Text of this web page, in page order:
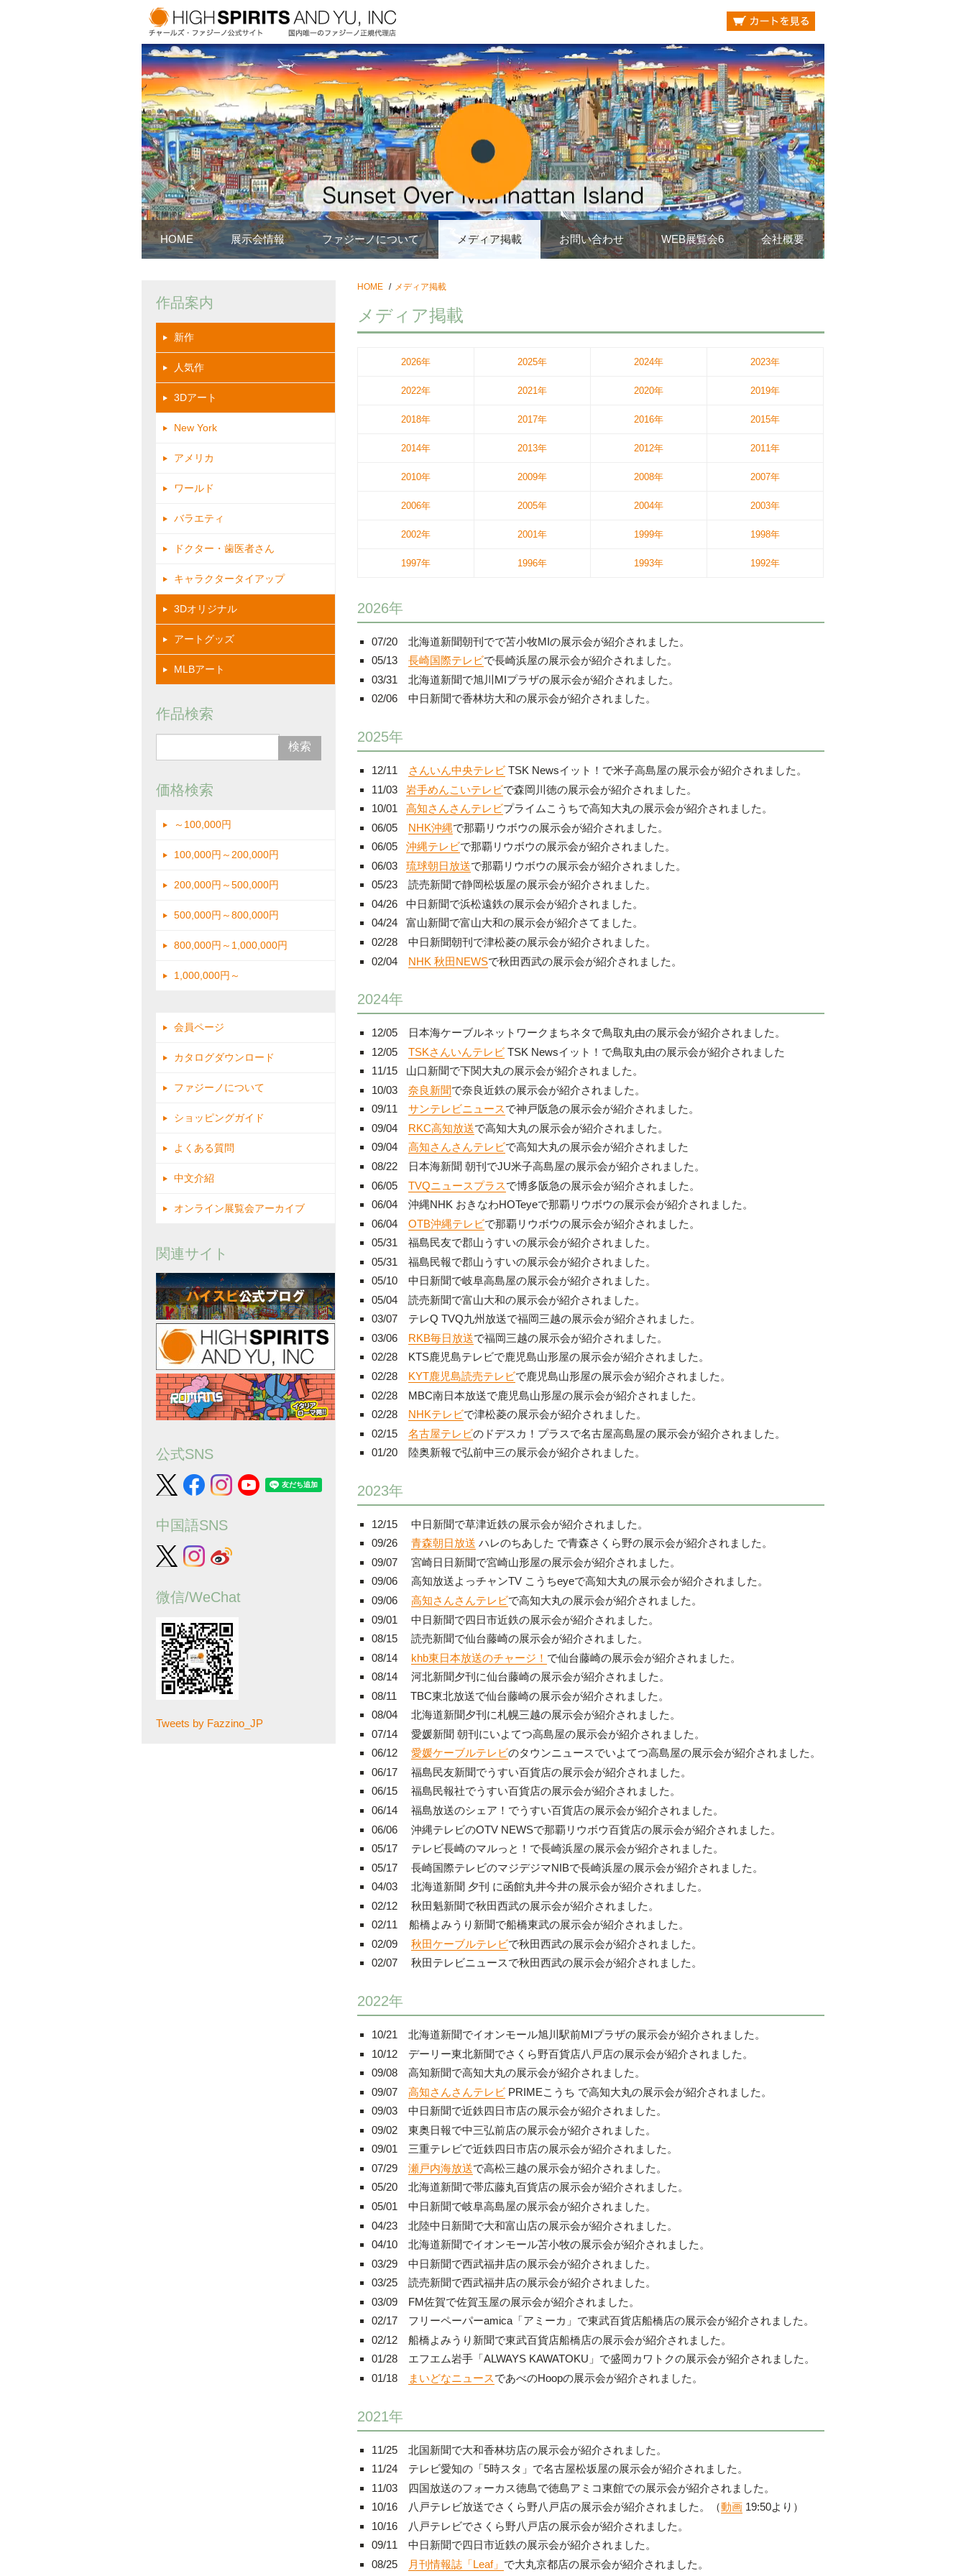
HOME 展示会情報 ファジーノについて メディア掲載 お問い合わせ WEB展覧会6 会社概要
HOME メディア掲載
メディア掲載
2026年 2025年 2024年 2023年
2022年 2021年 2020年 2019年
2018年 2017年 2016年 2015年
2014年 2013年 2012年 2011年
2010年 2009年 2008年 2007年
2006年 2005年 2004年 2003年
2002年 2001年 1999年 1998年
1997年 1996年 1993年 1992年
2026年
07/20 北海道新聞朝刊でで苫小牧MIの展示会が紹介されました。
05/13 長崎国際テレビで長崎浜屋の展示会が紹介されました。
03/31 北海道新聞で旭川MIプラザの展示会が紹介されました。
02/06 中日新聞で香林坊大和の展示会が紹介されました。
2025年
12/11 さんいん中央テレビ TSK Newsイット！ で米子高島屋の展示会が紹介されました。
11/03 岩手めんこいテレビで森岡川徳の展示会が紹介されました。
10/01 高知さんさんテレビプライムこうちで高知大丸の展示会が紹介されました。
06/05 NHK沖縄で那覇リウボウの展示会が紹介されました。
06/05 沖縄テレビで那覇リウボウの展示会が紹介されました。
06/03 琉球朝日放送で那覇リウボウの展示会が紹介されました。
05/23 読売新聞で静岡松坂屋の展示会が紹介されました。
04/26 中日新聞で浜松遠鉄の展示会が紹介されました。
04/24 富山新聞で富山大和の展示会が紹介さてました。
02/28 中日新聞朝刊で津松菱の展示会が紹介されました。
02/04 NHK 秋田NEWSで秋田西武の展示会が紹介されました。
2024年
12/05 日本海ケーブルネットワークまちネタで鳥取丸由の展示会が紹介されました。
12/05 TSKさんいんテレビ TSK Newsイット！で鳥取丸由の展示会が紹介されました
11/15 山口新聞で下関大丸の展示会が紹介されました。
10/03 奈良新聞で奈良近鉄の展示会が紹介されました。
09/11 サンテレビニュースで神戸阪急の展示会が紹介されました。
09/04 RKC高知放送で高知大丸の展示会が紹介されました。
09/04 高知さんさんテレビで高知大丸の展示会が紹介されました
08/22 日本海新聞 朝刊でJU米子高島屋の展示会が紹介されました。
06/05 TVQニュースプラスで博多阪急の展示会が紹介されました。
06/04 沖縄NHK おきなわHOTeyeで那覇リウボウの展示会が紹介されました。
06/04 OTB沖縄テレビで那覇リウボウの展示会が紹介されました。
05/31 福島民友で郡山うすいの展示会が紹介されました。
05/31 福島民報で郡山うすいの展示会が紹介されました。
05/10 中日新聞で岐阜高島屋の展示会が紹介されました。
05/04 読売新聞で富山大和の展示会が紹介されました。
03/07 テレQ TVQ九州放送で福岡三越の展示会が紹介されました。
03/06 RKB毎日放送で福岡三越の展示会が紹介されました。
02/28 KTS鹿児島テレビで鹿児島山形屋の展示会が紹介されました。
02/28 KYT鹿児島読売テレビで鹿児島山形屋の展示会が紹介されました。
02/28 MBC南日本放送で鹿児島山形屋の展示会が紹介されました。
02/28 NHKテレビで津松菱の展示会が紹介されました。
02/15 名古屋テレビのドデスカ！プラスで名古屋高島屋の展示会が紹介されました。
01/20 陸奥新報で弘前中三の展示会が紹介されました。
2023年
12/15 中日新聞で草津近鉄の展示会が紹介されました。
09/26 青森朝日放送 ハレのちあした で青森さくら野の展示会が紹介されました。
09/07 宮崎日日新聞で宮崎山形屋の展示会が紹介されました。
09/06 高知放送よっチャンTV こうちeyeで高知大丸の展示会が紹介されました。
09/06 高知さんさんテレビで高知大丸の展示会が紹介されました。
09/01 中日新聞で四日市近鉄の展示会が紹介されました。
08/15 読売新聞で仙台藤崎の展示会が紹介されました。
08/14 khb東日本放送のチャージ！ で仙台藤崎の展示会が紹介されました。
08/14 河北新聞夕刊に仙台藤崎の展示会が紹介されました。
08/11 TBC東北放送で仙台藤崎の展示会が紹介されました。
08/04 北海道新聞夕刊に札幌三越の展示会が紹介されました。
07/14 愛媛新聞 朝刊にいよてつ高島屋の展示会が紹介されました。
06/12 愛媛ケーブルテレビのタウンニュースでいよてつ高島屋の展示会が紹介されました。
06/17 福島民友新聞でうすい百貨店の展示会が紹介されました。
06/15 福島民報社でうすい百貨店の展示会が紹介されました。
06/14 福島放送のシェア！でうすい百貨店の展示会が紹介されました。
06/06 沖縄テレビのOTV NEWSで那覇リウボウ百貨店の展示会が紹介されました。
05/17 テレビ長崎のマルっと！で長崎浜屋の展示会が紹介されました。
05/17 長崎国際テレビのマジデジマNIBで長崎浜屋の展示会が紹介されました。
04/03 北海道新聞 夕刊 に函館丸井今井の展示会が紹介されました。
02/12 秋田魁新聞で秋田西武の展示会が紹介されました。
02/11 船橋よみうり新聞で船橋東武の展示会が紹介されました。
02/09 秋田ケーブルテレビで秋田西武の展示会が紹介されました。
02/07 秋田テレビニュースで秋田西武の展示会が紹介されました。
2022年
10/21 北海道新聞でイオンモール旭川駅前MIプラザの展示会が紹介されました。
10/12 デーリー東北新聞でさくら野百貨店八戸店の展示会が紹介されました。
09/08 高知新聞で高知大丸の展示会が紹介されました。
09/07 高知さんさんテレビ PRIMEこうち で高知大丸の展示会が紹介されました。
09/03 中日新聞で近鉄四日市店の展示会が紹介されました。
09/02 東奥日報で中三弘前店の展示会が紹介されました。
09/01 三重テレビで近鉄四日市店の展示会が紹介されました。
07/29
瀬戸内海放送で高松三越の展示会が紹介されました。
05/20 北海道新聞で帯広藤丸百貨店の展示会が紹介されました。
05/01 中日新聞で岐阜高島屋の展示会が紹介されました。
04/23 北陸中日新聞で大和富山店の展示会が紹介されました。
04/10 北海道新聞でイオンモール苫小牧の展示会が紹介されました。
03/29 中日新聞で西武福井店の展示会が紹介されました。
03/25 読売新聞で西武福井店の展示会が紹介されました。
03/09 FM佐賀で佐賀玉屋の展示会が紹介されました。
02/17 フリーペーパーamica「アミーカ」で東武百貨店船橋店の展示会が紹介されました。
02/12 船橋よみうり新聞で東武百貨店船橋店の展示会が紹介されました。
01/28 エフエム岩手「ALWAYS KAWATOKU」で盛岡カワトクの展示会が紹介されました。
01/18
まいどなニュースであべのHoopの展示会が紹介されました。
2021年
11/25 北国新聞で大和香林坊店の展示会が紹介されました。
11/24 テレビ愛知の「5時スタ」で名古屋松坂屋の展示会が紹介されました。
11/03 四国放送のフォーカス徳島で徳島アミコ東館での展示会が紹介されました。
10/16
八戸テレビ放送でさくら野八戸店の展示会が紹介されました。（動画 19:50より）
10/16 八戸テレビでさくら野八戸店の展示会が紹介されました。
09/11 中日新聞で四日市近鉄の展示会が紹介されました。
08/25
月刊情報誌「Leaf」 で大丸京都店の展示会が紹介されました。
作品案内
新作
人気作
3Dアート
New York
アメリカ
ワールド
バラエティ
ドクター・歯医者さん
キャラクタータイアップ
3Dオリジナル
アートグッズ
MLBアート
作品検索
価格検索
～100,000円
100,000円～200,000円
200,000円～500,000円
500,000円～800,000円
800,000円～1,000,000円
1,000,000円～
会員ページ
カタログダウンロード
ファジーノについて
ショッピングガイド
よくある質問
中文介紹
オンライン展覧会アーカイブ
関連サイト
公式SNS
中国語SNS
微信/WeChat
Tweets by Fazzino_JP